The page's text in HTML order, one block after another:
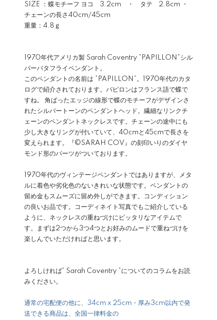
SIZE ：蝶モチーフ ヨコ 3.2cm ・ タテ 2.8cm ・
チェーンの長さ40cm/45cm
重量：4.8ｇ
1970年代アメリカ製 Sarah Coventry ”PAPILLON”シル
バーバタフライペンダント。
このペンダントの名前は ”PAPILLON”。1970年代のカタ
ログで紹介されております。パピロンはフランス語で蝶で
すね。 角ばったエッジの線形で蝶のモチーフがデザインさ
れたシルバートーンのペンダントヘッド。繊細なリンクチ
ェーンのペンダントネックレスです。チェーンの途中にも
少し大きなリングが付いていて、40cmと45cmで長さを
変えられます。『©SARAH COV』の刻印いりのダイヤ
モンド形のパーツがついております。
1970年代のヴィンテージペンダントではありますが、メタ
ルに着色や劣化色のないきれいな状態です。ペンダントの
留め金もスムーズに留め外しができます。コンディション
の良いお品です。コーディネイト写真でもご紹介している
ように、ネックレスの重ねづけにピッタリなアイテムで
す。まずは2つから3つ4つとお好みのムードで重ねづけを
楽しんでいただければと思います。
よろしければ “ Sarah Coventry ”についてのコラムをお読
みください。
通常の宅配便の他に、34cm x 25cm・厚み3cm以内で発
送できる商品は、全国一律料金の